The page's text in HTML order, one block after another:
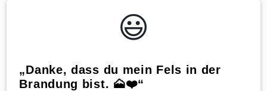
😃️
„Danke, dass du mein Fels in der
Brandung bist. 🗻❤️“